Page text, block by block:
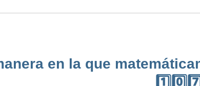
en la que